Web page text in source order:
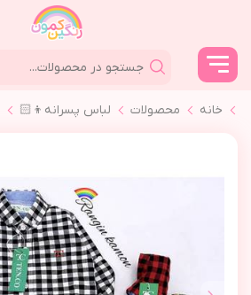
خانه محصولات لباس پسرانه👦🏻